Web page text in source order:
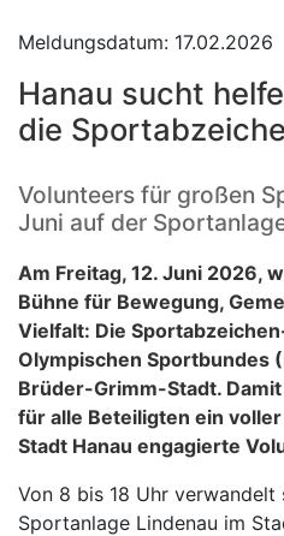
Meldungsdatum: 17.02.2026
Hanau sucht
die
Volunteers für großen
Juni auf der
Am Freitag, 12. Juni 2026,
Bühne für Bewegung,
Vielfalt: Die
Olympischen Sportbundes
Brüder-Grimm-Stadt.
für alle Beteiligten ein
Stadt Hanau engagierte
Von 8 bis 18 Uhr
Sportanlage Lindenau im